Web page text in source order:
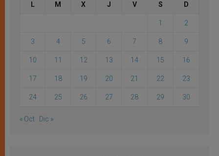
L M X J V S D
1 2
3 4 5 6 7 8 9
10 11 12 13 14 15 16
17 18 19 20 21 22 23
24 25 26 27 28 29 30
« Oct Dic »